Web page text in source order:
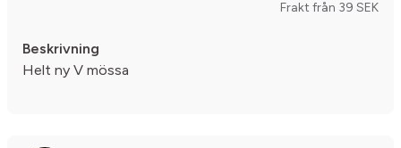
Frakt från 39 SEK
Beskrivning
Helt ny V mössa